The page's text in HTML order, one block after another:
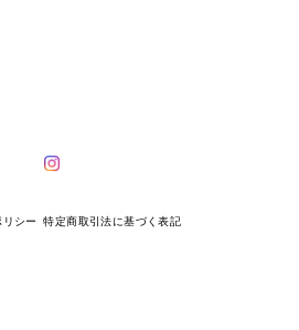
シー 特定商取引法に基づく表記